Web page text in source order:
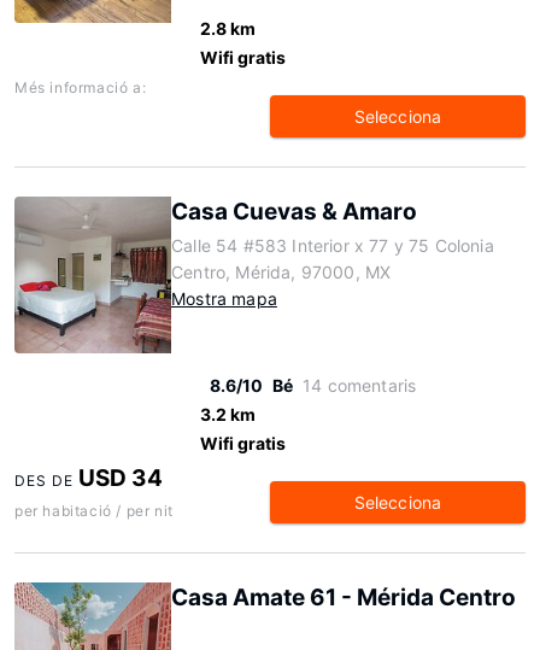
2.8 km
Wifi gratis
Més informació a:
Selecciona
Casa Cuevas & Amaro
Calle 54 #583 Interior x 77 y 75 Colonia
Centro, Mérida, 97000, MX
Mostra mapa
8.6/10 Bé 14 comentaris
3.2 km
Wifi gratis
DES DE USD 34
per habitació / per nit Selecciona
Casa Amate 61 - Mérida Centro